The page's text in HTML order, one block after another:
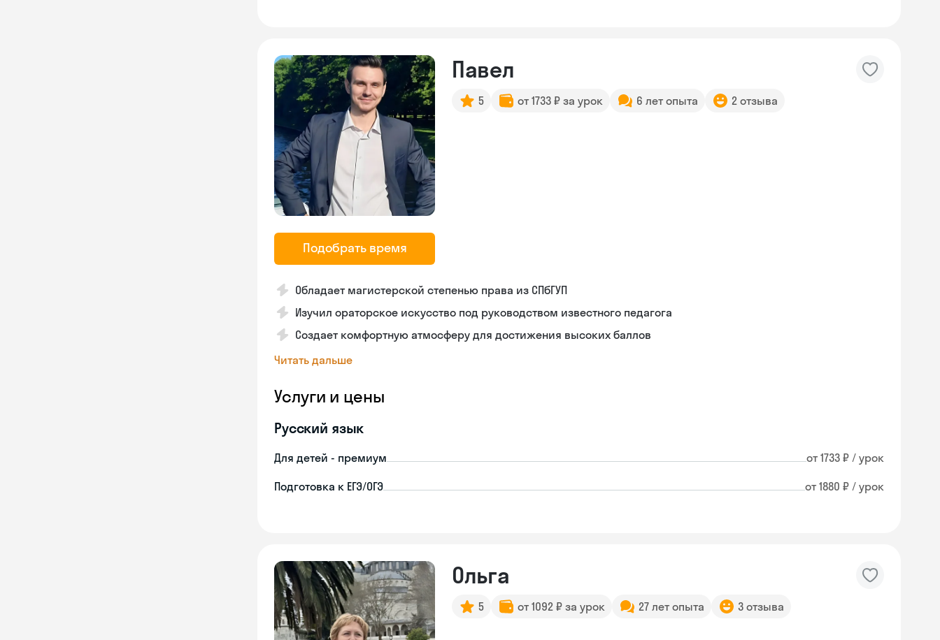
Подобрать время
Павел
5 от 1733 ₽ за урок 6 лет опыта 2 отзыва
Обладает магистерской степенью права из СПбГУП
Изучил ораторское искусство под руководством известного педагога
Создает комфортную атмосферу для достижения высоких баллов
Читать дальше
Услуги и цены
Русский язык
Для детей - премиум от 1733 ₽ / урок
Подготовка к ЕГЭ/ОГЭ от 1880 ₽ / урок
Ольга
5 от 1092 ₽ за урок 27 лет опыта 3 отзыва